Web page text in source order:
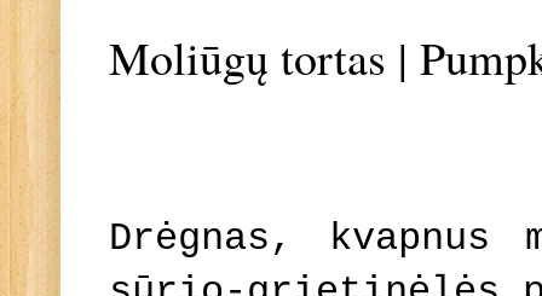
Moliūgų tortas |
Drėgnas,